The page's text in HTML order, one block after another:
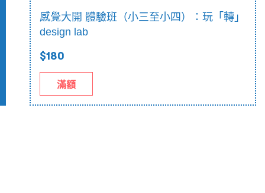
感覺大開 體驗班（小三至小四）：玩「轉」
design lab
$180
滿額